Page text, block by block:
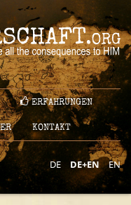
ERFAHRUNGEN
KONTAKT
DE DE+EN EN